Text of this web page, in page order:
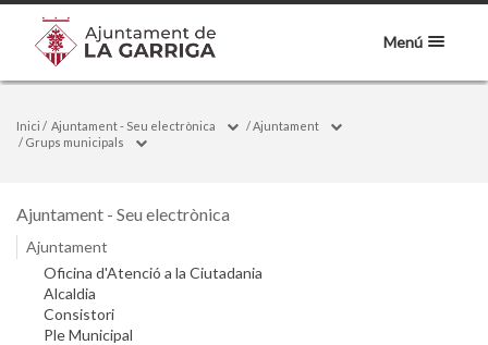
Menú
Inici / Ajuntament - Seu electrònica /Ajuntament
/ Grups municipals
Ajuntament - Seu electrònica
Ajuntament
Oficina d'Atenció a la Ciutadania
Alcaldia
Consistori
Ple Municipal